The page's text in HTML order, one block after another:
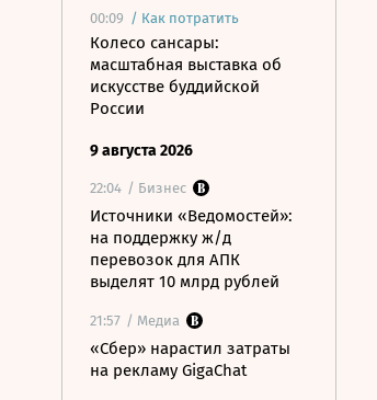
00:09 / Как потратить
Колесо сансары:
масштабная выставка об
искусстве буддийской
России
9 августа 2026
22:04 / Бизнес
Источники «Ведомостей»:
на поддержку ж/д
перевозок для АПК
выделят 10 млрд рублей
21:57 / Медиа
«Сбер» нарастил затраты
на рекламу GigaChat